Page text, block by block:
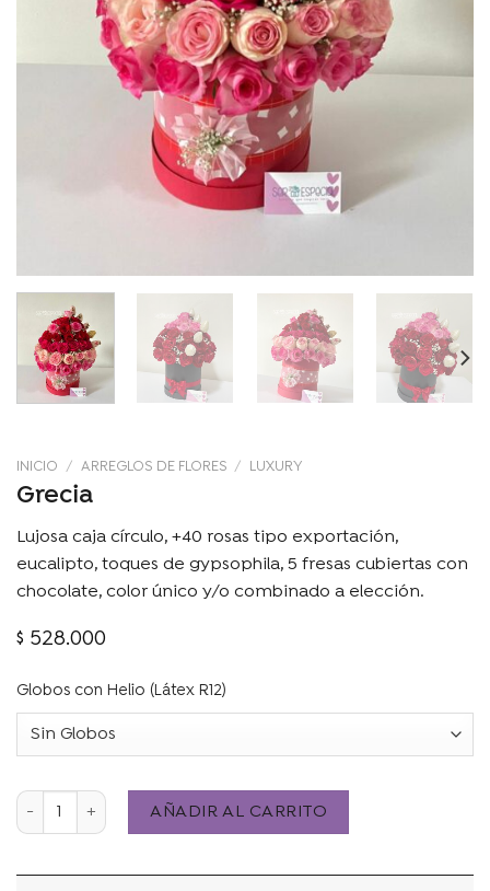
INICIO / ARREGLOS DE FLORES / LUXURY
Grecia
Lujosa caja círculo, +40 rosas tipo exportación,
eucalipto, toques de gypsophila, 5 fresas cubiertas con
chocolate, color único y/o combinado a elección.
$ 528.000
Globos con Helio (Látex R12)
Grecia cantidad AÑADIR AL CARRITO